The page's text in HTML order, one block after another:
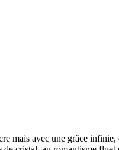
mais avec une grâce